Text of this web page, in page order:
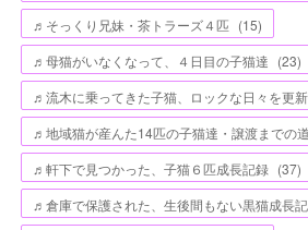
♬そっくり兄妹・茶トラーズ４匹 (15)
♬母猫がいなくなって、４日目の子猫達 (23)
♬流木に乗ってきた子猫、ロックな日々を更
♬地域猫が産んた14匹の子猫達・譲渡までの
♬軒下で見つかった、子猫６匹成長記録 (37)
♬倉庫で保護された、生後間もない黒猫成長